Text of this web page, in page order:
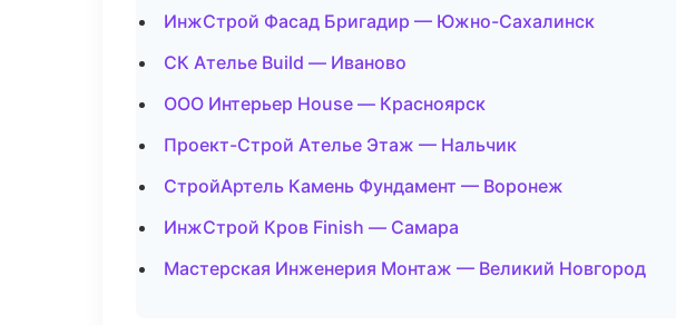
ИнжСтрой Фасад Бригадир — Южно-Сахалинск
СК Ателье Build — Иваново
ООО Интерьер House — Красноярск
Проект-Строй Ателье Этаж — Нальчик
СтройАртель Камень Фундамент — Воронеж
ИнжСтрой Кров Finish — Самара
Мастерская Инженерия Монтаж — Великий Новгород